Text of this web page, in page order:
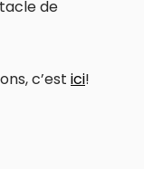
de
c’est ici!